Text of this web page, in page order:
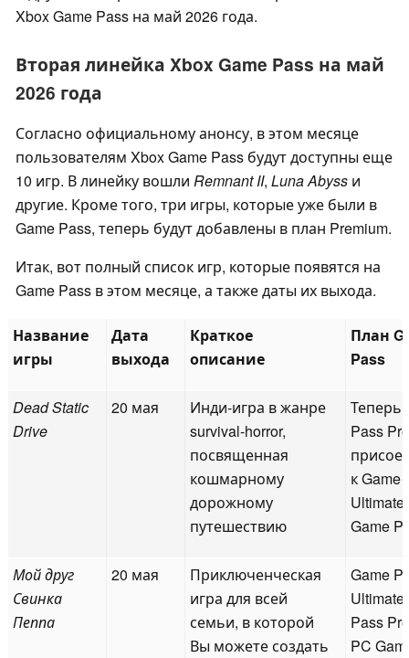
Xbox Game Pass на май 2026 года.
Вторая линейка Xbox Game Pass на май
2026 года
Согласно официальному анонсу, в этом месяце
пользователям Xbox Game Pass будут доступны еще
10 игр. В линейку вошли Remnant II, Luna Abyss и
другие. Кроме того, три игры, которые уже были в
Game Pass, теперь будут добавлены в план Premium.
Итак, вот полный список игр, которые появятся на
Game Pass в этом месяце, а также даты их выхода.
Название
игры
Дата
выхода
Краткое
описание
План
Pass
Dead Static
Drive
20 мая
Инди-игра в жанре
survival-horror,
посвященная
кошмарному
дорожному
путешествию
Теперь
Pass
к Game
Game
Мой друг
Свинка
Пеппа
20 мая
Приключенческая
игра для всей
семьи, в которой
Вы можете создать
Game
Pass
PC